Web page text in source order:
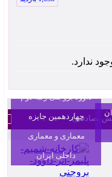
ندارد.
تصادفی)
داوود بروجنی رتبه دوم
چهاردهمین جایزه
معماری و معماری
داخلی ایران